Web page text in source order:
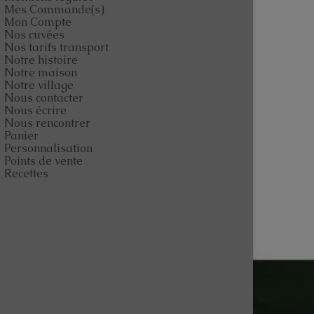
Mes Commande(s)
Mon Compte
Nos cuvées
Nos tarifs transport
Notre histoire
Notre maison
Notre village
Nous contacter
Nous écrire
Nous rencontrer
Panier
Personnalisation
Points de vente
Recettes